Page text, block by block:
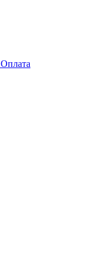
Оплата